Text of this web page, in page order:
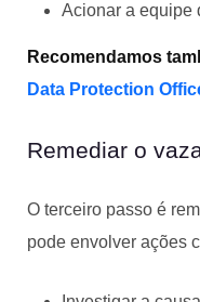
Acionar a equipe
Recomendamos
Data Protection
Remediar o
O terceiro passo é
pode envolver ações